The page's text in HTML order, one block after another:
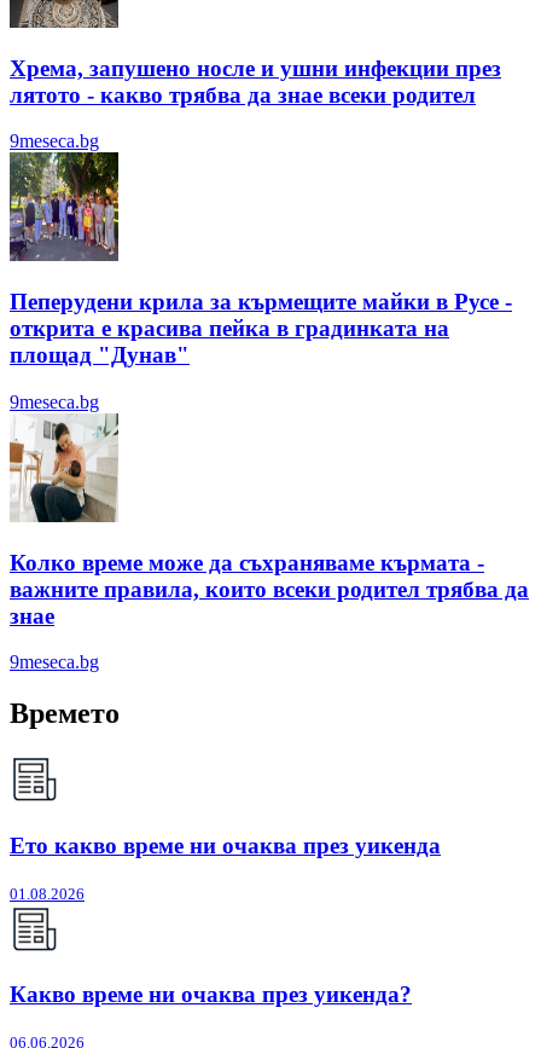
Хрема, запушено носле и ушни инфекции през
лятотo - какво трябва да знае всеки родител
9meseca.bg
Пеперудени крила за кърмещите майки в Русе -
открита е красива пейка в градинката на
площад "Дунав"
9meseca.bg
Колко време може да съхраняваме кърмата -
важните правила, които всеки родител трябва да
знае
9meseca.bg
Времето
Ето какво време ни очаква през уикенда
01.08.2026
Какво време ни очаква през уикенда?
06.06.2026